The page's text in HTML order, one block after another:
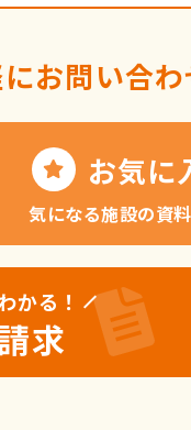
お問い合
お気に
気になる施設の資
かる！
求